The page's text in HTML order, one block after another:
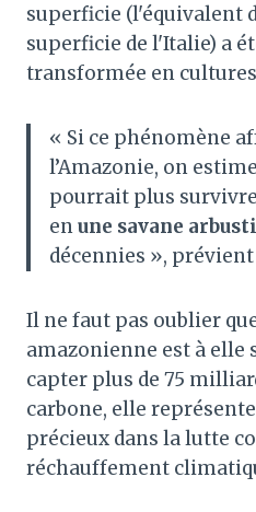
superficie (l'équivalent
superficie de l'Italie) a
transformée en
« Si ce phénomène
l’Amazonie, on
pourrait plus
enune savane
décennies », prévient
Il ne faut pas oublier
amazonienne est à elle
capter plus de 75
carbone, elle
précieux dans la lutte
réchauffement